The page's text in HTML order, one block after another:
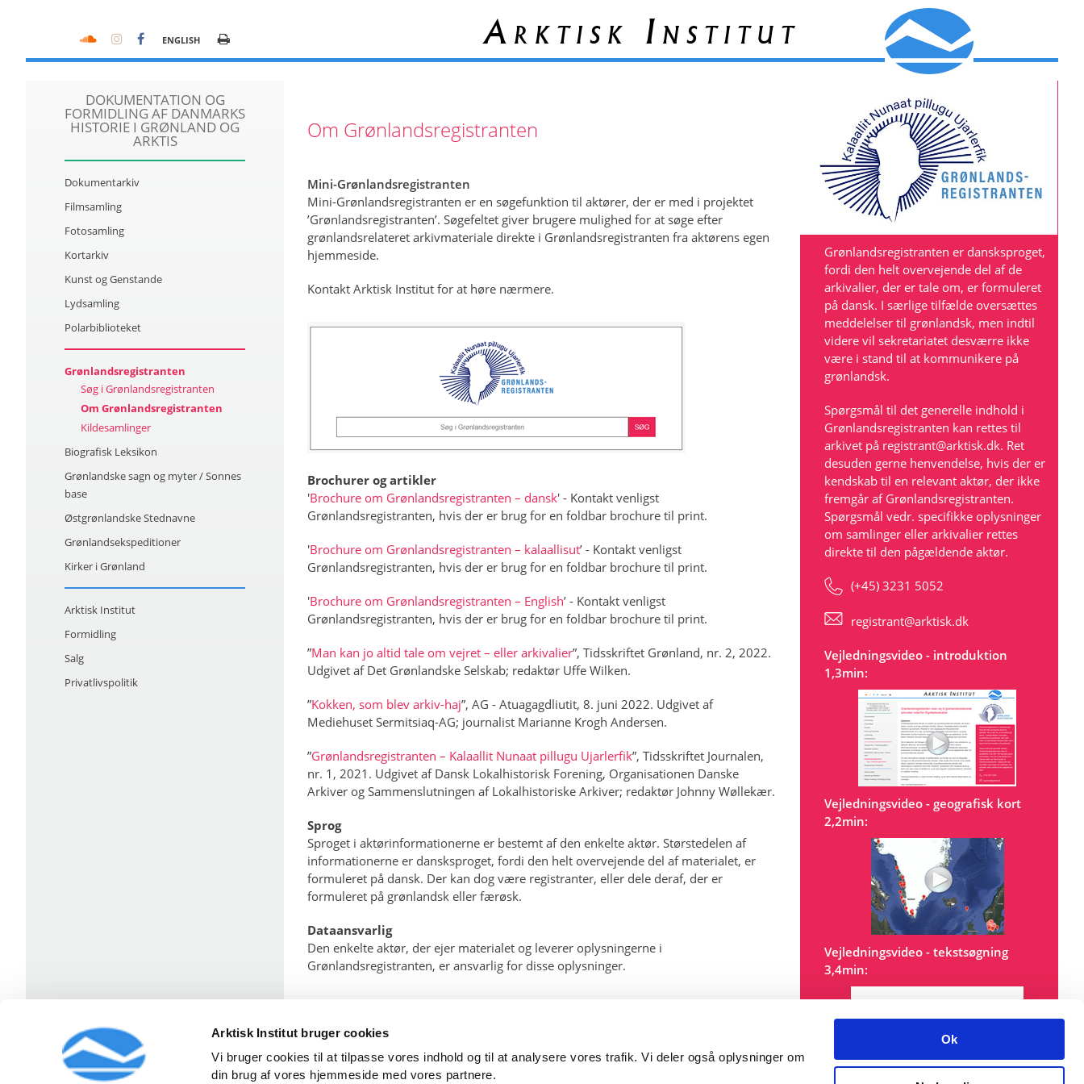
Arktisk Institut bruger cookies
Vi bruger cookies til at tilpasse vores indhold og til at analysere vores trafik. Vi deler også oplysninger om
din brug af vores hjemmeside med vores partnere.
Ok
ENGLISH
DOKUMENTATION OG
FORMIDLING AF DANMARKS
HISTORIE I GRØNLAND OG
ARKTIS
Dokumentarkiv
Filmsamling
Fotosamling
Kortarkiv
Kunst og Genstande
Lydsamling
Polarbiblioteket
Grønlandsregistranten
Søg i Grønlandsregistranten
Om Grønlandsregistranten
Kildesamlinger
Biografisk Leksikon
Grønlandske sagn og myter / Sonnes
base
Østgrønlandske Stednavne
Grønlandsekspeditioner
Kirker i Grønland
Arktisk Institut
Formidling
Salg
Privatlivspolitik
Arktisk Institut
Om Grønlandsregistranten
Mini-Grønlandsregistranten
Mini-Grønlandsregistranten er en søgefunktion til aktører, der er med i projektet
’Grønlandsregistranten’. Søgefeltet giver brugere mulighed for at søge efter
grønlandsrelateret arkivmateriale direkte i Grønlandsregistranten fra aktørens egen
hjemmeside.
Kontakt Arktisk Institut for at høre nærmere.
Brochurer og artikler
'Brochure om Grønlandsregistranten – dansk' - Kontakt venligst
Grønlandsregistranten, hvis der er brug for en foldbar brochure til print.
'Brochure om Grønlandsregistranten – kalaallisut’ - Kontakt venligst
Grønlandsregistranten, hvis der er brug for en foldbar brochure til print.
'Brochure om Grønlandsregistranten – English’ - Kontakt venligst
Grønlandsregistranten, hvis der er brug for en foldbar brochure til print.
”Man kan jo altid tale om vejret – eller arkivalier”, Tidsskriftet Grønland, nr. 2, 2022.
Udgivet af Det Grønlandske Selskab; redaktør Uffe Wilken.
”Kokken, som blev arkiv-haj”, AG - Atuagagdliutit, 8. juni 2022. Udgivet af
Mediehuset Sermitsiaq-AG; journalist Marianne Krogh Andersen.
”Grønlandsregistranten – Kalaallit Nunaat pillugu Ujarlerfik”, Tidsskriftet Journalen,
nr. 1, 2021. Udgivet af Dansk Lokalhistorisk Forening, Organisationen Danske
Arkiver og Sammenslutningen af Lokalhistoriske Arkiver; redaktør Johnny Wøllekær.
Sprog
Sproget i aktørinformationerne er bestemt af den enkelte aktør. Størstedelen af
informationerne er dansksproget, fordi den helt overvejende del af materialet, er
formuleret på dansk. Der kan dog være registranter, eller dele deraf, der er
formuleret på grønlandsk eller færøsk.
Dataansvarlig
Den enkelte aktør, der ejer materialet og leverer oplysningerne i
Grønlandsregistranten, er ansvarlig for disse oplysninger.
Grønlandsregistranten er dansksproget,
fordi den helt overvejende del af de
arkivalier, der er tale om, er formuleret
på dansk. I særlige tilfælde oversættes
meddelelser til grønlandsk, men indtil
videre vil sekretariatet desværre ikke
være i stand til at kommunikere på
grønlandsk.
Spørgsmål til det generelle indhold i
Grønlandsregistranten kan rettes til
arkivet på registrant@arktisk.dk. Ret
desuden gerne henvendelse, hvis der er
kendskab til en relevant aktør, der ikke
fremgår af Grønlandsregistranten.
Spørgsmål vedr. specifikke oplysninger
om samlinger eller arkivalier rettes
direkte til den pågældende aktør.
(+45) 3231 5052
registrant@arktisk.dk
Vejledningsvideo - introduktion
1,3min:
Vejledningsvideo - geografisk kort
2,2min:
Vejledningsvideo - tekstsøgning
3,4min: